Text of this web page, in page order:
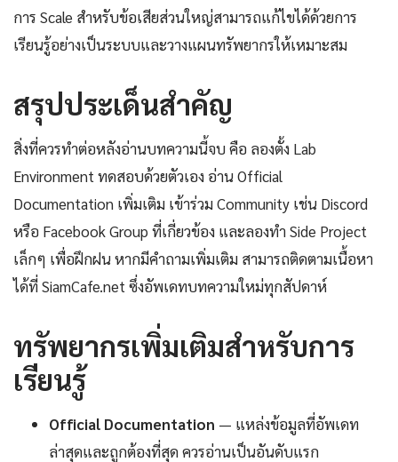
การ Scale สำหรับข้อเสียส่วนใหญ่สามารถแก้ไขได้ด้วยการ
เรียนรู้อย่างเป็นระบบและวางแผนทรัพยากรให้เหมาะสม
สรุปประเด็นสำคัญ
สิ่งที่ควรทำต่อหลังอ่านบทความนี้จบ คือ ลองตั้ง Lab
Environment ทดสอบด้วยตัวเอง อ่าน Official
Documentation เพิ่มเติม เข้าร่วม Community เช่น Discord
หรือ Facebook Group ที่เกี่ยวข้อง และลองทำ Side Project
เล็กๆ เพื่อฝึกฝน หากมีคำถามเพิ่มเติม สามารถติดตามเนื้อหา
ได้ที่ SiamCafe.net ซึ่งอัพเดทบทความใหม่ทุกสัปดาห์
ทรัพยากรเพิ่มเติมสำหรับการ
เรียนรู้
Official Documentation — แหล่งข้อมูลที่อัพเดท
ล่าสุดและถูกต้องที่สุด ควรอ่านเป็นอันดับแรก